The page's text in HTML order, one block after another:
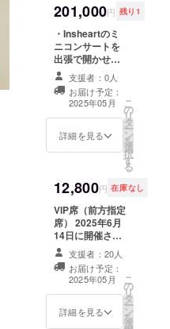
願いします。 ※2
を振り込んでい
ただいた場合
も、1つの申し込
みにつきお席の
確保は1席のみと
なります。予め
ご了承下さい。
いです。 詳細 日
時 2025年6月
14日（土） 14時
開場、15時開演
会場 ゲバント
ホール 広島県広
島市中区本川町
2-1-13 和光パレ
ス21 5F Tell
自由席となりま
す。 ※3歳未満の
201,000円 残り1
・Insheartのミ
ニコンサートを
出張で開かせて
いただきます。
〜注意点〜 ※日
程は
Insheart（イン
スハート）の都
合に合う、土
る方は、必ず日
程および詳細を
事前にお問い合
わせ下さい。事
前のご連絡なく
ご購入いただい
てもコンサート
を行えない可能
性があります。
いたしかねま
す。 連絡先
支援者：0人
お届け予定：
2025年05月
詳細を見る
こ
の
リ
タ
ー
ン
を
選
択
す
る
12,800円 在庫なし
VIP席（前方指定
席） 2025年6月
14日に開催され
る Insheart 10周
年ツアー 広島
公演 VIP席（前
方指定席）＋リ
ハーサル見学
権 チケットで
支援者：20人
お届け予定：
2025年05月
詳細を見る
こ
の
リ
タ
ー
ン
を
選